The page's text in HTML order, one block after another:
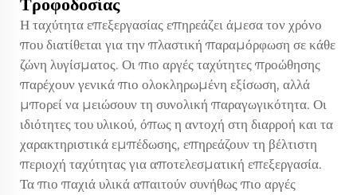
Τροφοδοσίας
Η ταχύτητα επεξεργασίας επηρεάζει άμεσα τον χρόνο
που διατίθεται για την πλαστική παραμόρφωση σε κάθε
ζώνη λυγίσματος. Οι πιο αργές ταχύτητες προώθησης
παρέχουν γενικά πιο ολοκληρωμένη εξίσωση, αλλά
μπορεί να μειώσουν τη συνολική παραγωγικότητα. Οι
ιδιότητες του υλικού, όπως η αντοχή στη διαρροή και τα
χαρακτηριστικά εμπέδωσης, επηρεάζουν τη βέλτιστη
περιοχή ταχύτητας για αποτελεσματική επεξεργασία.
Τα πιο παχιά υλικά απαιτούν συνήθως πιο αργές